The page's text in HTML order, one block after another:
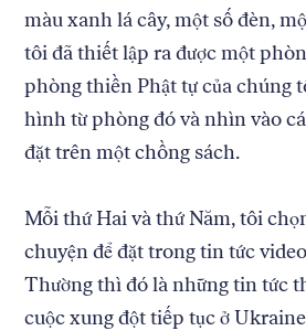
màu xanh lá cây, một số đèn,
tôi đã thiết lập ra được một
phòng thiền Phật tự của chúng
hình từ phòng đó và nhìn vào
đặt trên một chồng sách.
Mỗi thứ Hai và thứ Năm, tôi
chuyện để đặt trong tin tức
Thường thì đó là những tin tức
cuộc xung đột tiếp tục ở